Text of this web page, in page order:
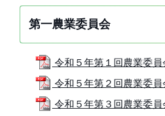
第一農業委員会
令和５年第１回農業委
令和５年第２回農業委
令和５年第３回農業委